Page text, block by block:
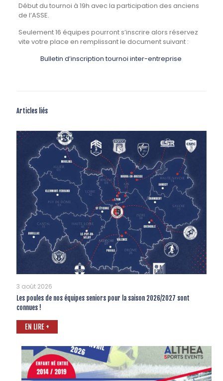
Début du tournoi à 19h avec la participation des anciens
de l’ASSE.
Seulement 16 équipes pourront s’inscrire alors réservez
vite votre place en remplissant le document suivant :
Bulletin d’inscription tournoi inter-entreprise
Articles liés
3 août 2026
Les poules de nos équipes seniors pour la saison 2026/2027 sont
connues !
EN LIRE +